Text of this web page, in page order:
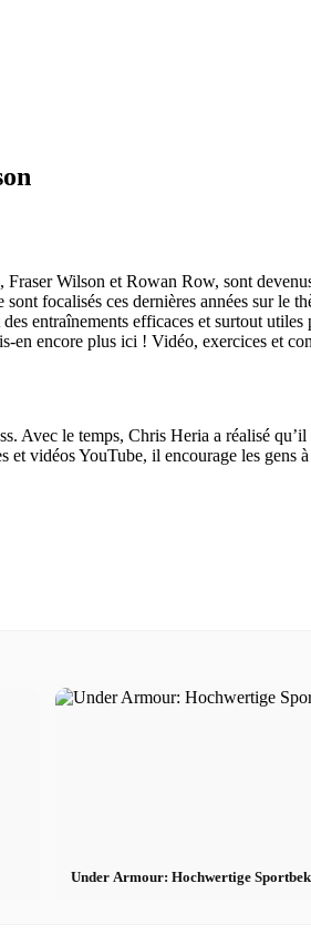
Wilson et Rowan Row, sont
focalisés ces dernières années sur le
entraînements efficaces et surtout
en encore plus ici ! Vidéo, exercices et
Avec le temps, Chris Heria a réalisé
vidéos YouTube, il encourage les
Under Armour: Hochwertige